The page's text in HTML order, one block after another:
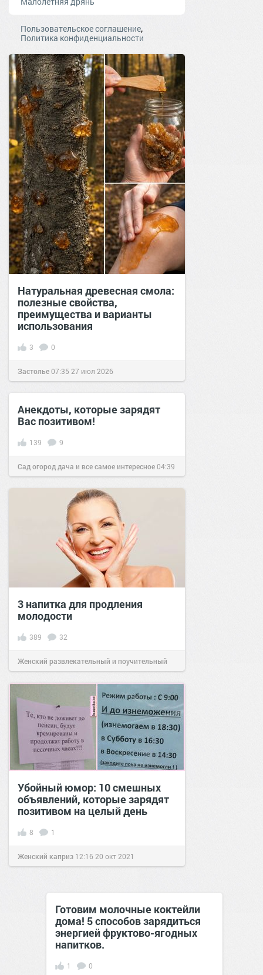
Пользовательское соглашение,
Политика конфиденциальности
Натуральная древесная смола:
полезные свойства,
преимущества и варианты
использования
3 0
Застолье07:35 27 июл 2026
Анекдоты, которые зарядят
Вас позитивом!
139 9
Сад огород дача и все самое интересное04:39
03 авг 2018
3 напитка для продления
молодости
389 32
Женский развлекательный и поучительный
сайт. 15:4023 апр 2020
Убойный юмор: 10 смешных
объявлений, которые зарядят
позитивом на целый день
8 1
Женский каприз 12:16 20 окт 2021
Готовим молочные коктейли
дома! 5 способов зарядиться
энергией фруктово-ягодных
напитков.
1 0